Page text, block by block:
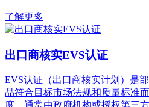
了解更多
出口商核实EVS认证
EVS认证（出口商核实计划）是
品符合目标市场法规和质量标准